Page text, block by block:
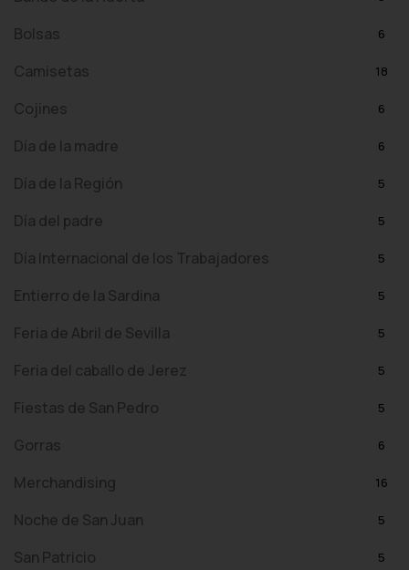
Bolsas 6
Camisetas 18
Cojines 6
Día de la madre 6
Día de la Región 5
Día del padre 5
Día Internacional de los Trabajadores 5
Entierro de la Sardina 5
Feria de Abril de Sevilla 5
Feria del caballo de Jerez 5
Fiestas de San Pedro 5
Gorras 6
Merchandising 16
Noche de San Juan 5
San Patricio 5